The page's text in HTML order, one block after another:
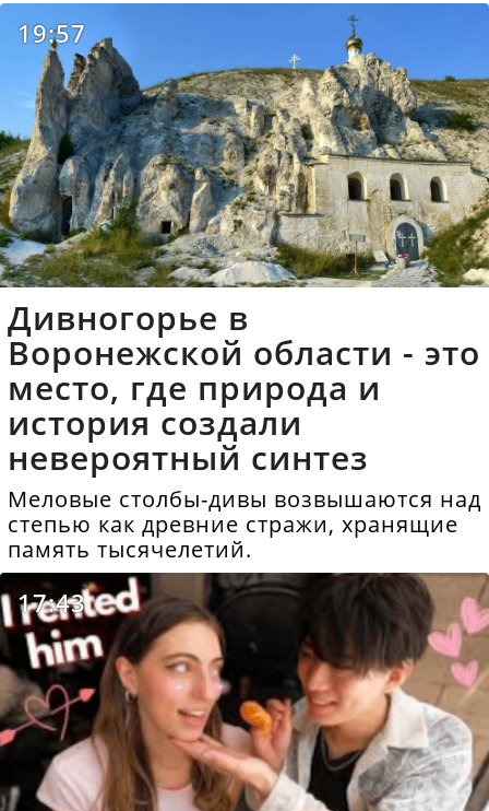
19:57
Дивногорье в
Воронежской области - это
место, где природа и
история создали
невероятный синтез
Меловые столбы-дивы возвышаются над
степью как древние стражи, хранящие
память тысячелетий.
17:43